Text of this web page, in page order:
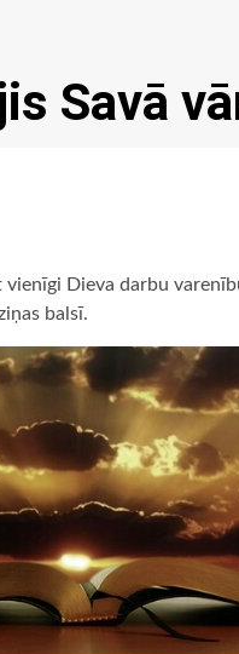
Savā
Dieva darbu
balsī.